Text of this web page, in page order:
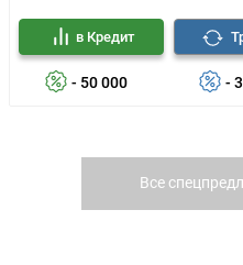
- 50 000
в Кредит
-
Все